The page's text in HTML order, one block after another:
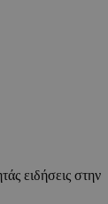
ειδήσεις στην